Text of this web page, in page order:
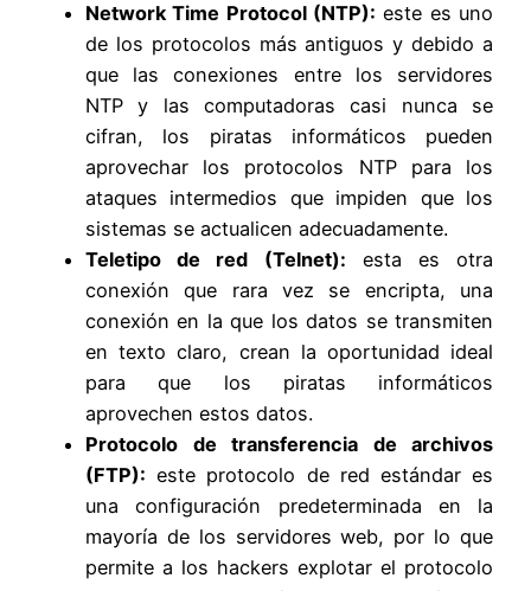
Network Time Protocol (NTP): este es uno
de los protocolos más antiguos y debido a
que las conexiones entre los servidores
NTP y las computadoras casi nunca se
cifran, los piratas informáticos pueden
aprovechar los protocolos NTP para los
ataques intermedios que impiden que los
sistemas se actualicen adecuadamente.
Teletipo de red (Telnet): esta es otra
conexión que rara vez se encripta, una
conexión en la que los datos se transmiten
en texto claro, crean la oportunidad ideal
para que los piratas informáticos
aprovechen estos datos.
Protocolo de transferencia de archivos
(FTP): este protocolo de red estándar es
una configuración predeterminada en la
mayoría de los servidores web, por lo que
permite a los hackers explotar el protocolo